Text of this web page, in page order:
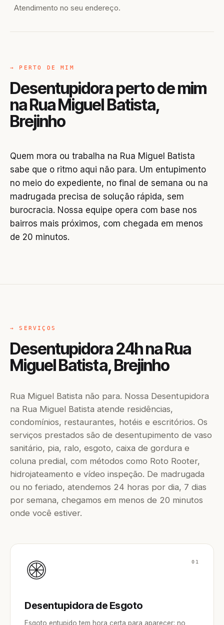
Atendimento no seu endereço.
→ PERTO DE MIM
Desentupidora perto de mim
na Rua Miguel Batista,
Brejinho
Quem mora ou trabalha na Rua Miguel Batista
sabe que o ritmo aqui não para. Um entupimento
no meio do expediente, no final de semana ou na
madrugada precisa de solução rápida, sem
burocracia. Nossa equipe opera com base nos
bairros mais próximos, com chegada em menos
de 20 minutos.
→ SERVIÇOS
Desentupidora 24h na Rua
Miguel Batista, Brejinho
Rua Miguel Batista não para. Nossa Desentupidora
na Rua Miguel Batista atende residências,
condomínios, restaurantes, hotéis e escritórios. Os
serviços prestados são de desentupimento de vaso
sanitário, pia, ralo, esgoto, caixa de gordura e
coluna predial, com métodos como Roto Rooter,
hidrojateamento e vídeo inspeção. De madrugada
ou no feriado, atendemos 24 horas por dia, 7 dias
por semana, chegamos em menos de 20 minutos
onde você estiver.
01
Desentupidora de Esgoto
Esgoto entupido tem hora certa para aparecer: no